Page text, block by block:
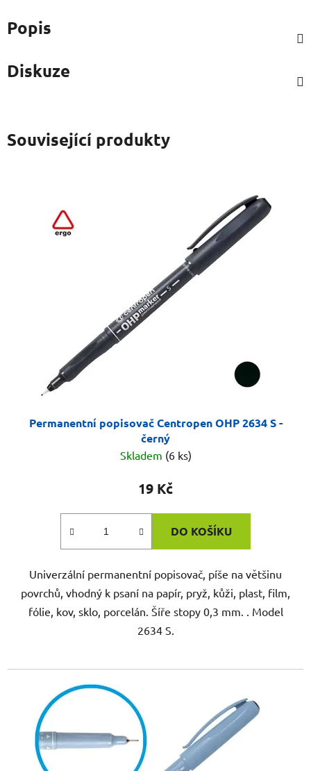
Popis
Diskuze
Související produkty
Permanentní popisovač Centropen OHP 2634 S -
černý
Skladem (6 ks)
19 Kč
DO KOŠÍKU
Univerzální permanentní popisovač, píše na většinu
povrchů, vhodný k psaní na papír, pryž, kůži, plast, film,
fólie, kov, sklo, porcelán. Šíře stopy 0,3 mm. . Model
2634 S.